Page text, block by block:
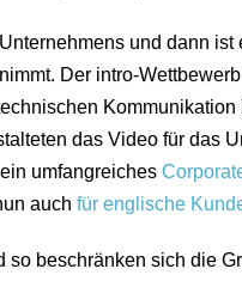
und dann
Der intro-
das Video für das
umfangreiches
auch für englische
so beschränken sich die